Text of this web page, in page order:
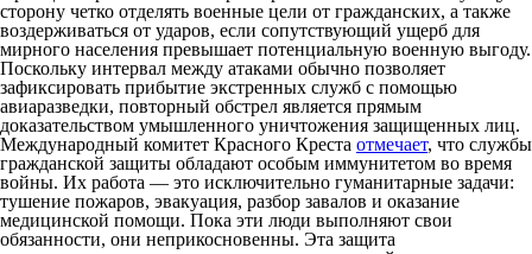
сторону четко отделять военные цели от гражданских, а также
воздерживаться от ударов, если сопутствующий ущерб для
мирного населения превышает потенциальную военную выгоду.
Поскольку интервал между атаками обычно позволяет
зафиксировать прибытие экстренных служб с помощью
авиаразведки, повторный обстрел является прямым
доказательством умышленного уничтожения защищенных лиц.
Международный комитет Красного Креста отмечает, что службы
гражданской защиты обладают особым иммунитетом во время
войны. Их работа — это исключительно гуманитарные задачи:
тушение пожаров, эвакуация, разбор завалов и оказание
медицинской помощи. Пока эти люди выполняют свои
обязанности, они неприкосновенны. Эта защита